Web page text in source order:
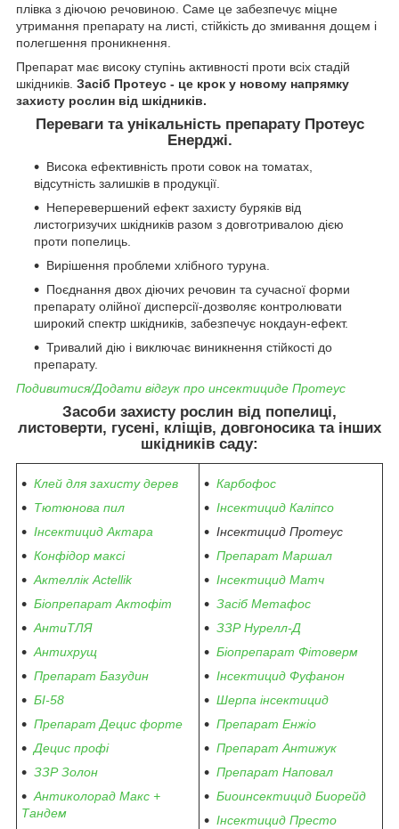
плівка з діючою речовиною. Саме це забезпечує міцне
утримання препарату на листі, стійкість до змивання дощем і
полегшення проникнення.
Препарат має високу ступінь активності проти всіх стадій
шкідників. Засіб Протеус - це крок у новому напрямку
захисту рослин від шкідників.
Переваги та унікальність препарату Протеус
Енерджі.
Висока ефективність проти совок на томатах,
відсутність залишків в продукції.
Неперевершений ефект захисту буряків від
листогризучих шкідників разом з довготривалою дією
проти попелиць.
Вирішення проблеми хлібного туруна.
Поєднання двох діючих речовин та сучасної форми
препарату олійної дисперсії-дозволяє контролювати
широкий спектр шкідників, забезпечує нокдаун-ефект.
Тривалий дію і виключає виникнення стійкості до
препарату.
Подивитися/Додати відгук про инсектициде Протеус
Засоби захисту рослин від попелиці,
листоверти, гусені, кліщів, довгоносика та інших
шкідників саду:
Клей для захисту дерев
Тютюнова пил
Інсектицид Актара
Конфідор максі
Актеллік Actellik
Біопрепарат Актофіт
АнтиТЛЯ
Антихрущ
Препарат Базудин
БІ-58
Препарат Децис форте
Децис профі
ЗЗР Золон
Антиколорад Макс +
Тандем
Карбофос
Інсектицид Каліпсо
Інсектицид Протеус
Препарат Маршал
Інсектицид Матч
Засіб Метафос
ЗЗР Нурелл-Д
Біопрепарат Фітоверм
Інсектицид Фуфанон
Шерпа інсектицид
Препарат Енжіо
Препарат Антижук
Препарат Наповал
Биоинсектицид Биорейд
Інсектицид Престо